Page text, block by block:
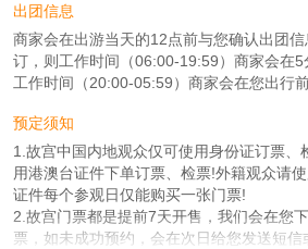
出团信息
商家会在出游当天的12点前与您确认出团
订，则工作时间（06:00-19:59）商家会在
工作时间（20:00-05:59）商家会在您出行
预定须知
1.故宫中国内地观众仅可使用身份证订票、
用港澳台证件下单订票、检票!外籍观众请
证件每个参观日仅能购买一张门票!
2.故宫门票都是提前7天开售，我们会在您
票，如未成功预约，会在次日给您发送短